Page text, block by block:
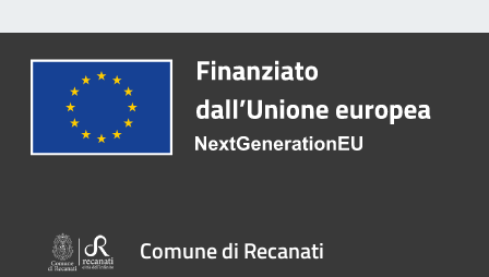
Comune di Recanati